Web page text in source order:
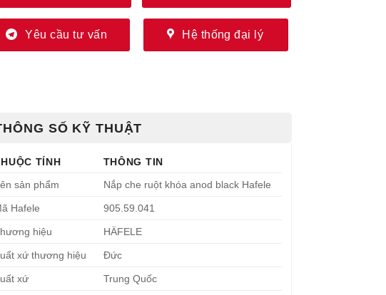
Yêu cầu tư vấn Hệ thống đại lý
SỐ KỸ THUẬT
TÍNH
THÔNG TIN
sản phẩm
Nắp che ruột khóa anod black Hafele
Hafele 905.59.041
hiệu HÄFELE
xứ thương hiệu Đức
xứ Trung Quốc